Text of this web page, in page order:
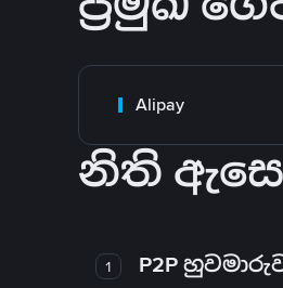
Alipay
නිති
1 P2P